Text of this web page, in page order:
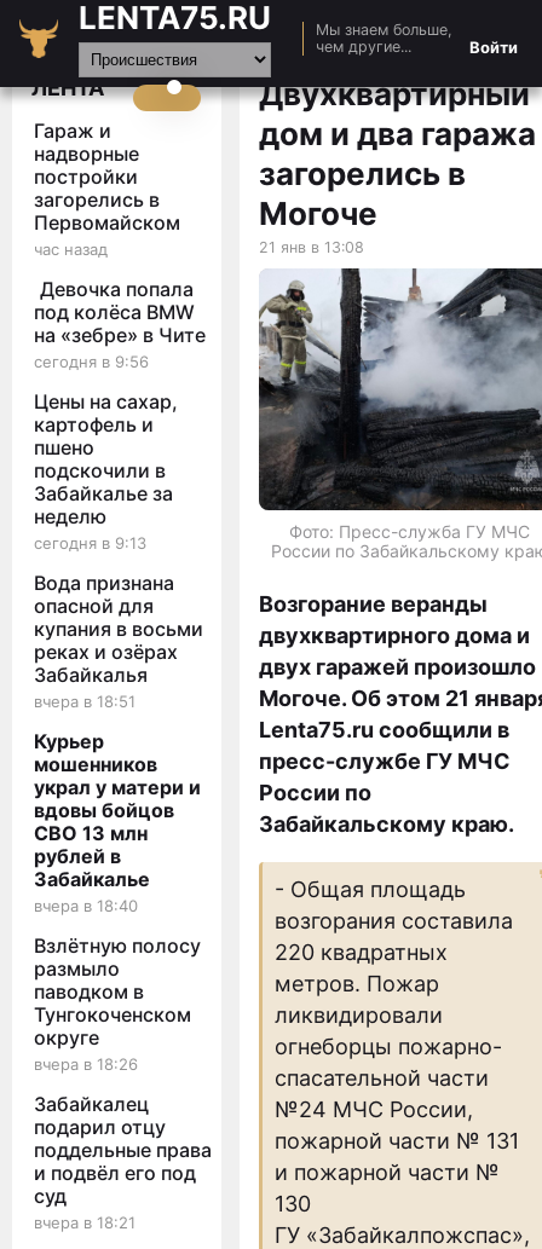
LENTA75.RU
Мы знаем больше,
чем другие...
Войти
Главная
Новости
Видео
Статьи
ЛЕНТА
Гараж и
надворные
постройки
загорелись в
Первомайском
час назад
Девочка попала
под колёса BMW
на «зебре» в Чите
сегодня в 9:56
Цены на сахар,
картофель и
пшено
подскочили в
Забайкалье за
неделю
сегодня в 9:13
Вода признана
опасной для
купания в восьми
реках и озёрах
Забайкалья
вчера в 18:51
Курьер
мошенников
украл у матери и
вдовы бойцов
СВО 13 млн
рублей в
Забайкалье
вчера в 18:40
Взлётную полосу
размыло
паводком в
Тунгокоченском
округе
вчера в 18:26
Забайкалец
подарил отцу
поддельные права
и подвёл его под
суд
вчера в 18:21
Двухквартирный
дом и два гаража
загорелись в
Могоче
21 янв в 13:08
Фото: Пресс-служба ГУ МЧС
России по Забайкальскому
Возгорание веранды
двухквартирного дома и
двух гаражей произошло
Могоче. Об этом 21
Lenta75.ru сообщили в
пресс-службе ГУ МЧС
России по
Забайкальскому краю.
- Общая площадь
возгорания составила
220 квадратных
метров. Пожар
ликвидировали
огнеборцы пожарно-
спасательной части
№24 МЧС России,
пожарной части № 131
и пожарной части №
130
ГУ «Забайкалпожспас»,